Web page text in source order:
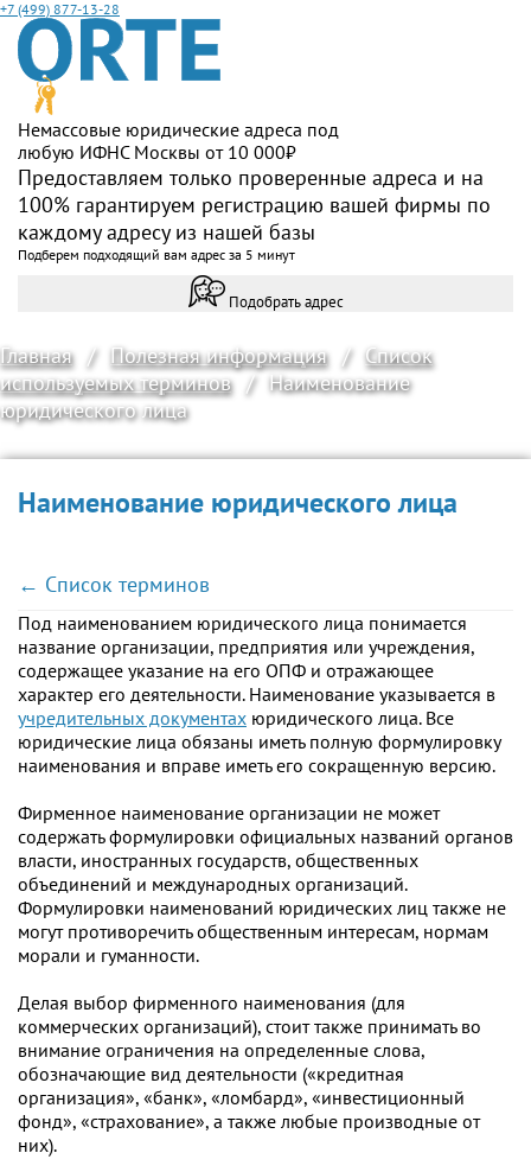
+7 (499) 877-13-28
Немассовые юридические адреса под
любую ИФНС Москвы от 10 000₽
Предоставляем только проверенные адреса и на
100% гарантируем регистрацию вашей фирмы по
каждому адресу из нашей базы
Подберем подходящий вам адрес за 5 минут
Подобрать адрес
Главная / Полезная информация / Список
используемых терминов / Наименование
юридического лица
Наименование юридического лица
← Список терминов
Под наименованием юридического лица понимается
название организации, предприятия или учреждения,
содержащее указание на его ОПФ и отражающее
характер его деятельности. Наименование указывается в
учредительных документах юридического лица. Все
юридические лица обязаны иметь полную формулировку
наименования и вправе иметь его сокращенную версию.
Фирменное наименование организации не может
содержать формулировки официальных названий органов
власти, иностранных государств, общественных
объединений и международных организаций.
Формулировки наименований юридических лиц также не
могут противоречить общественным интересам, нормам
морали и гуманности.
Делая выбор фирменного наименования (для
коммерческих организаций), стоит также принимать во
внимание ограничения на определенные слова,
обозначающие вид деятельности («кредитная
организация», «банк», «ломбард», «инвестиционный
фонд», «страхование», а также любые производные от
них).